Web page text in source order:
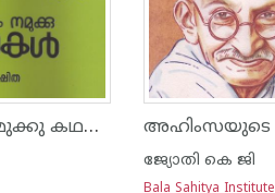
പറയാം നമ്മുക്കു കഥകള്‍
ജ്യോതി കെ ജി
Bala Sahitya Institute